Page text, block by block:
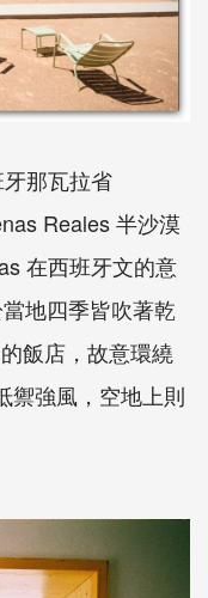
那瓦拉省
Reales 半沙漠
在西班牙文的意
地四季皆吹著乾
飯店，故意環繞
禦強風，空地上則